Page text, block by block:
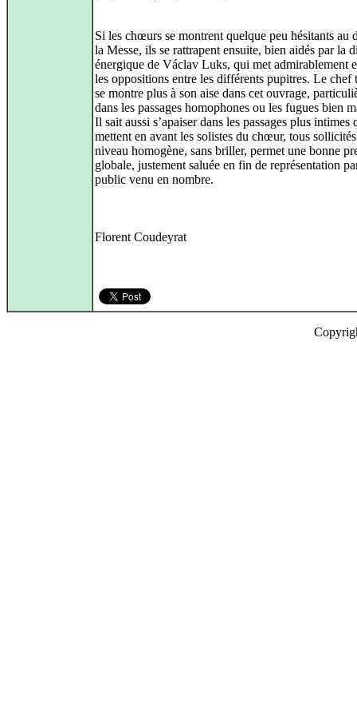
Si les chœurs se montrent quelque peu hésitants au
la Messe, ils se rattrapent ensuite, bien aidés par la
énergique de Václav Luks, qui met admirablement
les oppositions entre les différents pupitres. Le chef
se montre plus à son aise dans cet ouvrage,
dans les passages homophones ou les fugues bien
Il sait aussi s’apaiser dans les passages plus intimes
mettent en avant les solistes du chœur, tous
niveau homogène, sans briller, permet une bonne
globale, justement saluée en fin de représentation
public venu en nombre.
Florent Coudeyrat